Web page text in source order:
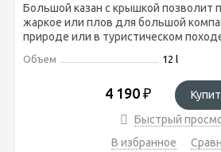
Большой казан с крышкой позволит
жаркое или плов для большой
природе или в туристическом
Объем 12 l
4 190 ₽
Быстрый
В избранное